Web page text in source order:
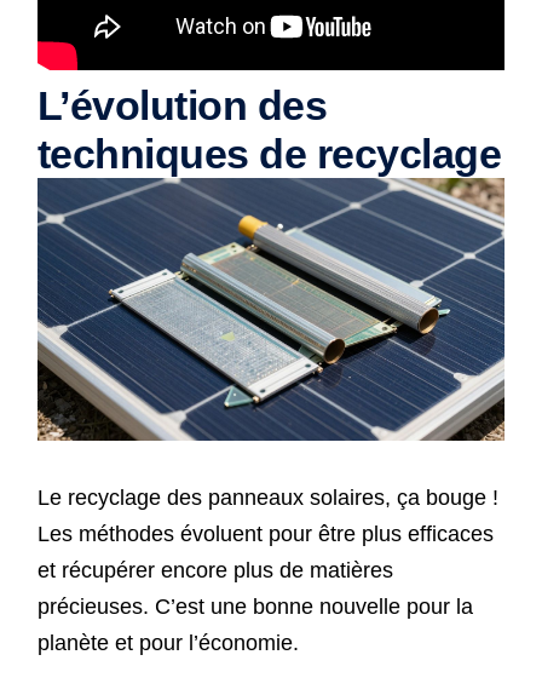
L’évolution des
techniques de recyclage
Le recyclage des panneaux solaires, ça bouge !
Les méthodes évoluent pour être plus efficaces
et récupérer encore plus de matières
précieuses. C’est une bonne nouvelle pour la
planète et pour l’économie.